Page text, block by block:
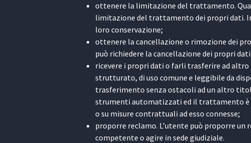
ottenere la limitazione del trattamento.
limitazione del trattamento dei propri dati.
loro conservazione;
ottenere la cancellazione o rimozione dei
può richiedere la cancellazione dei propri
ricevere i propri dati o farli trasferire ad
strutturato, di uso comune e leggibile da
trasferimento senza ostacoli ad un altro
strumenti automatizzati ed il trattamento è
o su misure contrattuali ad esso connesse;
proporre reclamo. L’utente può proporre
competente o agire in sede giudiziale.